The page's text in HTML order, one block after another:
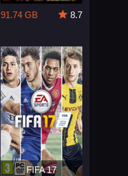
91.74 GB
8.7
FIFA 17